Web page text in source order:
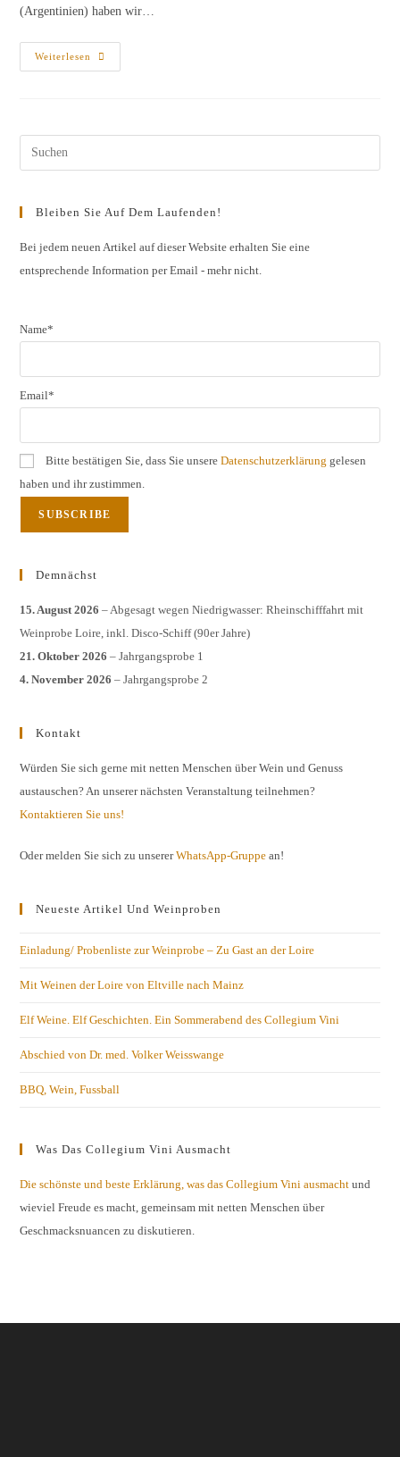
(Argentinien) haben wir…
Weiterlesen
Jahresprogramm
2022
Bleiben Sie Auf Dem Laufenden!
Bei jedem neuen Artikel auf dieser Website erhalten Sie eine
entsprechende Information per Email - mehr nicht.
Name*
Email*
Bitte bestätigen Sie, dass Sie unsereDatenschutzerklärung gelesen
haben und ihr zustimmen.
Demnächst
15. August 2026 – Abgesagt wegen Niedrigwasser: Rheinschifffahrt mit
Weinprobe Loire, inkl. Disco-Schiff (90er Jahre)
21. Oktober 2026 – Jahrgangsprobe 1
4. November 2026 – Jahrgangsprobe 2
Kontakt
Würden Sie sich gerne mit netten Menschen über Wein und Genuss
austauschen? An unserer nächsten Veranstaltung teilnehmen?
Kontaktieren Sie uns!
Oder melden Sie sich zu unsererWhatsApp-Gruppe an!
Neueste Artikel Und Weinproben
Einladung/ Probenliste zur Weinprobe – Zu Gast an der Loire
Mit Weinen der Loire von Eltville nach Mainz
Elf Weine. Elf Geschichten. Ein Sommerabend des Collegium Vini
Abschied von Dr. med. Volker Weisswange
BBQ, Wein, Fussball
Was Das Collegium Vini Ausmacht
Die schönste und beste Erklärung, was das Collegium Vini ausmacht und
wieviel Freude es macht, gemeinsam mit netten Menschen über
Geschmacksnuancen zu diskutieren.